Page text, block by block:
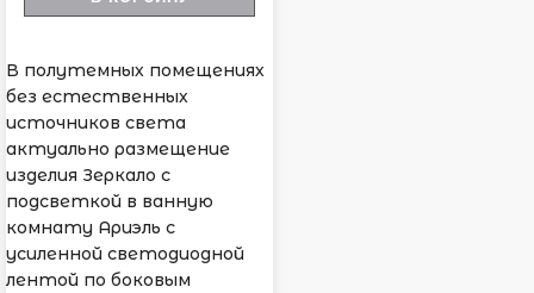
В полутемных помещениях
без естественных
источников света
актуально размещение
изделия Зеркало с
подсветкой в ванную
комнату Ариэль с
усиленной светодиодной
лентой по боковым